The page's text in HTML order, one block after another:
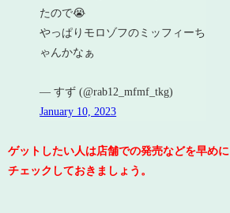
たので😭
やっぱりモロゾフのミッフィーち
ゃんかなぁ
— すず (@rab12_mfmf_tkg)
January 10, 2023
ゲットしたい人は店舗での発売などを早めに
チェックしておきましょう。